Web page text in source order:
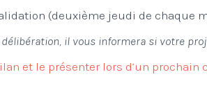
(deuxième jeudi de chaque
il vous informera si votre
et le présenter lors d’un prochain